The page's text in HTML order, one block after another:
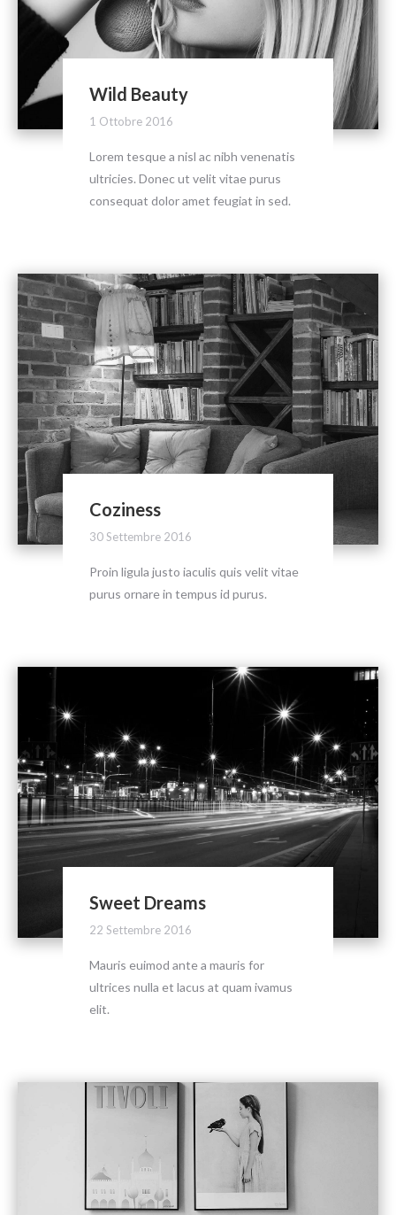
Wild Beauty
1 Ottobre 2016
Lorem tesque a nisl ac nibh venenatis
ultricies. Donec ut velit vitae purus
consequat dolor amet feugiat in sed.
Coziness
30 Settembre 2016
Proin ligula justo iaculis quis velit vitae
purus ornare in tempus id purus.
Sweet Dreams
22 Settembre 2016
Mauris euimod ante a mauris for
ultrices nulla et lacus at quam ivamus
elit.